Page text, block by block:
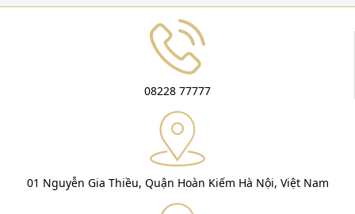
08228 77777
01 Nguyễn Gia Thiều, Quận Hoàn Kiếm Hà Nội, Việt Nam